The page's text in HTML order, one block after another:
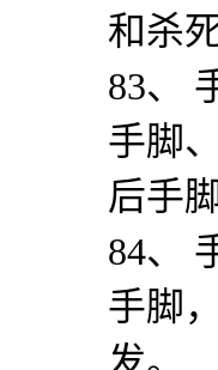
和杀
83、
手脚
后手
84、
手脚